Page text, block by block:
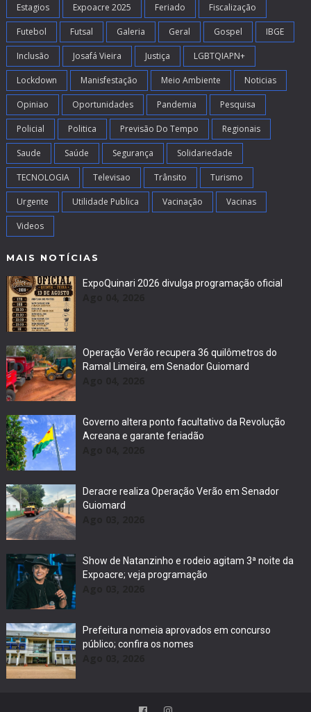
Estagios Expoacre 2025 Feriado Fiscalização
Futebol Futsal Galeria Geral Gospel IBGE
Inclusão Josafá Vieira Justiça LGBTQIAPN+
Lockdown Manisfestação Meio Ambiente Noticias
Opiniao Oportunidades Pandemia Pesquisa
Policial Politica Previsão Do Tempo Regionais
Saude Saúde Segurança Solidariedade
TECNOLOGIA Televisao Trânsito Turismo
Urgente Utilidade Publica Vacinação Vacinas
Videos
MAIS NOTÍCIAS
ExpoQuinari 2026 divulga programação oficial
Operação Verão recupera 36 quilômetros do
Ramal Limeira, em Senador Guiomard
Governo altera ponto facultativo da Revolução
Acreana e garante feriadão
Deracre realiza Operação Verão em Senador
Guiomard
Show de Natanzinho e rodeio agitam 3ª noite da
Expoacre; veja programação
Prefeitura nomeia aprovados em concurso
público; confira os nomes